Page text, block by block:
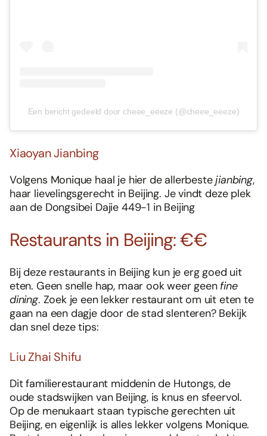
Een bericht gedeeld door cheee_eeeze (@cheee_eeeze)
Xiaoyan Jianbing
Volgens Monique haal je hier de allerbestejianbing,
haar lievelingsgerecht in Beijing. Je vindt deze plek
aan de Dongsibei Dajie 449-1 in Beijing
Restaurants in Beijing: €€
Bij deze restaurants in Beijing kun je erg goed uit
eten. Geen snelle hap, maar ook weer geen fine
dining. Zoek je een lekker restaurant om uit eten te
gaan na een dagje door de stad slenteren? Bekijk
dan snel deze tips:
Liu Zhai Shifu
Dit familierestaurant middenin de Hutongs, de
oude stadswijken van Beijing, is knus en sfeervol.
Op de menukaart staan typische gerechten uit
Beijing, en eigenlijk is alles lekker volgens Monique.